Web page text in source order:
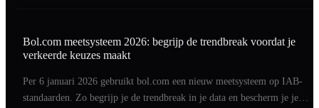
Bol.com meetsysteem 2026: begrijp de trendbreak voordat je
verkeerde keuzes maakt
Per 6 januari 2026 gebruikt bol.com een nieuw meetsysteem op IAB-
standaarden. Zo begrijp je de trendbreak in je data en bescherm je je